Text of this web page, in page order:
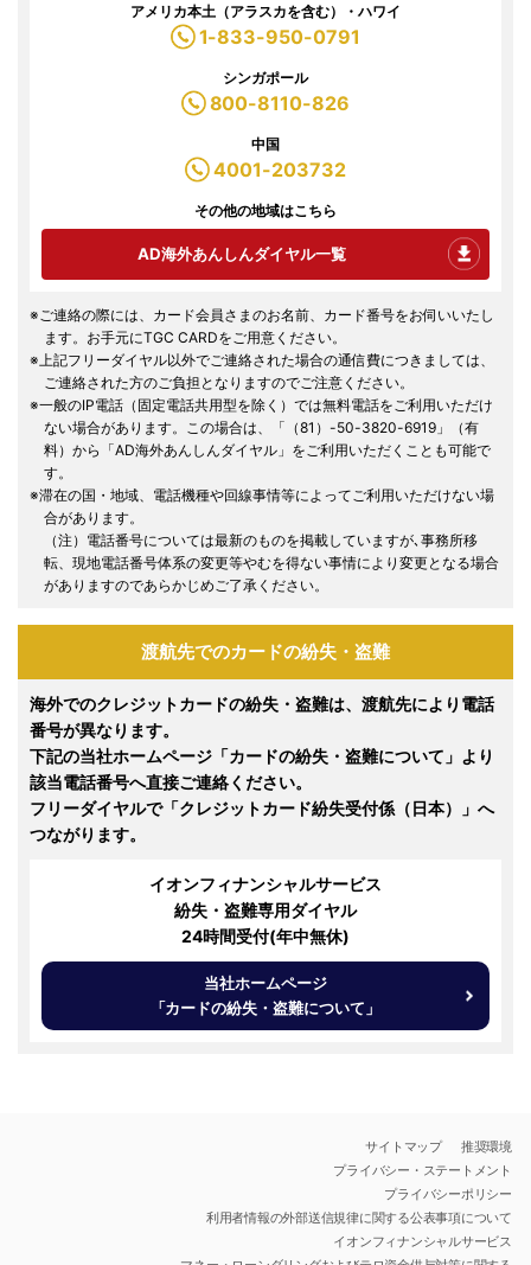
アメリカ本土（アラスカを含む）・ハワイ
1-833-950-0791
シンガポール
800-8110-826
中国
4001-203732
その他の地域はこちら
AD海外あんしんダイヤル一覧
※ご連絡の際には、カード会員さまのお名前、カード番号をお伺いいたし
ます。お手元にTGC CARDをご用意ください。
※上記フリーダイヤル以外でご連絡された場合の通信費につきましては、
ご連絡された方のご負担となりますのでご注意ください。
※一般のIP電話（固定電話共用型を除く）では無料電話をご利用いただけ
ない場合があります。この場合は、「（81）-50-3820-6919」（有
料）から「AD海外あんしんダイヤル」をご利用いただくことも可能で
す。
※滞在の国・地域、電話機種や回線事情等によってご利用いただけない場
合があります。
（注）電話番号については最新のものを掲載していますが､事務所移
転、現地電話番号体系の変更等やむを得ない事情により変更となる場合
がありますのであらかじめご了承ください。
渡航先でのカードの紛失・盗難
海外でのクレジットカードの紛失・盗難は、渡航先により電話
番号が異なります。
下記の当社ホームページ「カードの紛失・盗難について」より
該当電話番号へ直接ご連絡ください。
フリーダイヤルで「クレジットカード紛失受付係（日本）」へ
つながります。
イオンフィナンシャルサービス
紛失・盗難専用ダイヤル
24時間受付(年中無休)
当社ホームページ
「カードの紛失・盗難について」
サイトマップ
推奨環境
プライバシー・ステートメント
プライバシーポリシー
利用者情報の外部送信規律に関する公表事項について
イオンフィナンシャルサービス